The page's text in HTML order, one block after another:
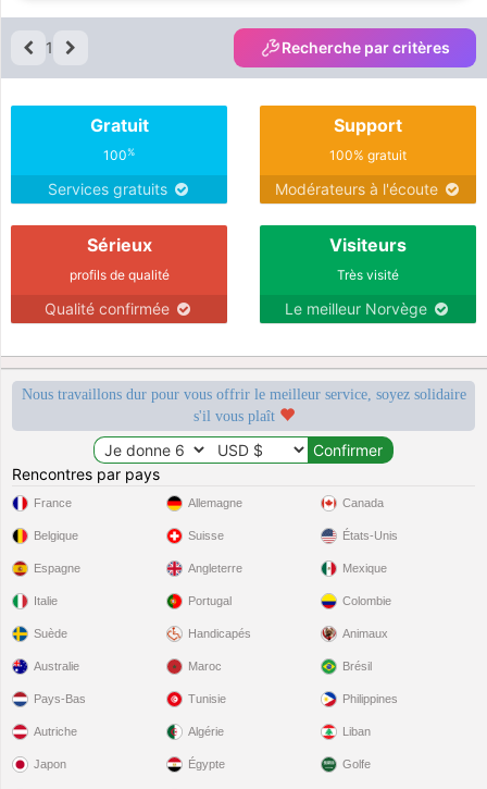
1 Recherche par critères
Gratuit
100%
Services gratuits
Support
100% gratuit
Modérateurs à l'écoute
Sérieux
profils de qualité
Qualité confirmée
Visiteurs
Très visité
Le meilleur Norvège
Nous travaillons dur pour vous offrir le meilleur service, soyez solidaire
s'il vous plaît
Rencontres par pays
France
Belgique
Espagne
Italie
Suède
Allemagne
Suisse
Angleterre
Portugal
Handicapés
Canada
États-Unis
Mexique
Colombie
Animaux
Australie
Pays-Bas
Autriche
Japon
Maroc
Tunisie
Algérie
Égypte
Brésil
Philippines
Liban
Golfe